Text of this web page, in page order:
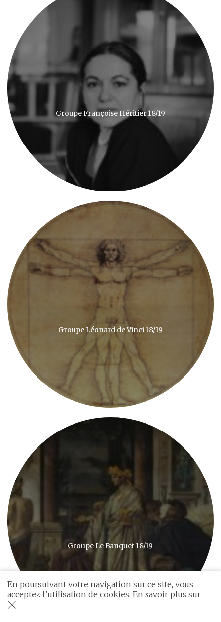
Groupe Françoise Héritier 18/19
Groupe Léonard de Vinci 18/19
Groupe Le Banquet 18/19
En poursuivant votre navigation sur ce site, vous
acceptez l’utilisation de cookies. En savoir plus sur